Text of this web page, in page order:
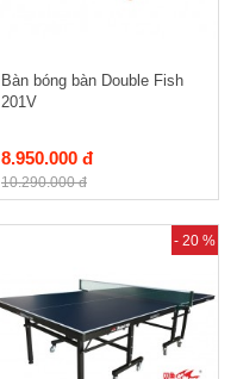
Bàn bóng bàn Double Fish
201V
8.950.000 đ
10.290.000 đ
- 20 %